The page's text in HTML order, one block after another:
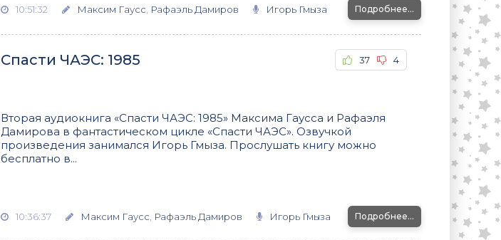
10:51:32 Максим Гаусс Рафаэль Дамиров Игорь Гмыза Подробнее...
Спасти ЧАЭС: 1985 37 4
Вторая аудиокнига «Спасти ЧАЭС: 1985» Максима Гаусса и Рафаэля
Дамирова в фантастическом цикле «Спасти ЧАЭС». Озвучкой
произведения занимался Игорь Гмыза. Прослушать книгу можно
бесплатно в...
10:36:37 Максим Гаусс Рафаэль Дамиров Игорь Гмыза Подробнее...